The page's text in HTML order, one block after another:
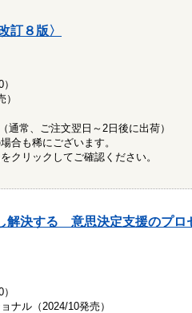
訂８版〉
（通常、ご注文翌日～2日後に出荷）
合も稀にございます。
クリックしてご確認ください。
解決する 意思決定支援のプロ
ナル（2024/10発売）